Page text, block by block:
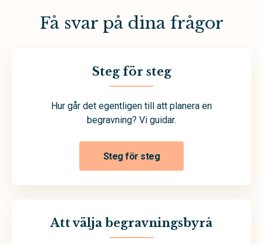
Få svar på dina frågor
Steg för steg
Hur går det egentligen till att planera en
begravning? Vi guidar.
Steg för steg
Att välja begravningsbyrå